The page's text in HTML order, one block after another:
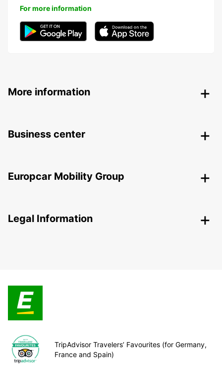
For more information
More information
Business center
Europcar Mobility Group
Legal Information
TripAdvisor Travelers’ Favourites (for Germany,
France and Spain)